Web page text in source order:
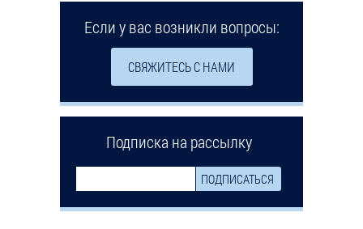
Если у вас возникли вопросы:
СВЯЖИТЕСЬ С НАМИ
Подписка на рассылку